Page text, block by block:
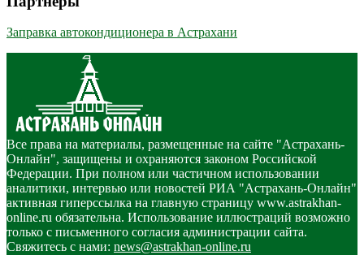
Заправка автокондиционера в Астрахани
Все права на материалы, размещенные на сайте "Астрахань-
Онлайн", защищены и охраняются законом Российской
Федерации. При полном или частичном использовании
аналитики, интервью или новостей РИА "Астрахань-Онлайн"
активная гиперссылка на главную страницу www.astrakhan-
online.ru обязательна. Использование иллюстраций возможно
только с письменного согласия администрации сайта.
Свяжитесь с нами: news@astrakhan-online.ru